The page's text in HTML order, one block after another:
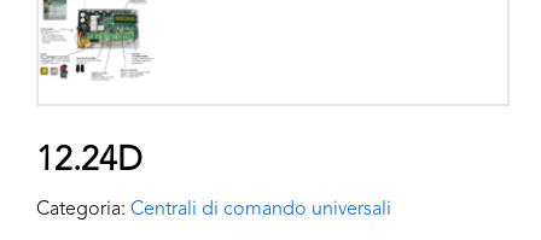
12.24D
Categoria: Centrali di comando universali